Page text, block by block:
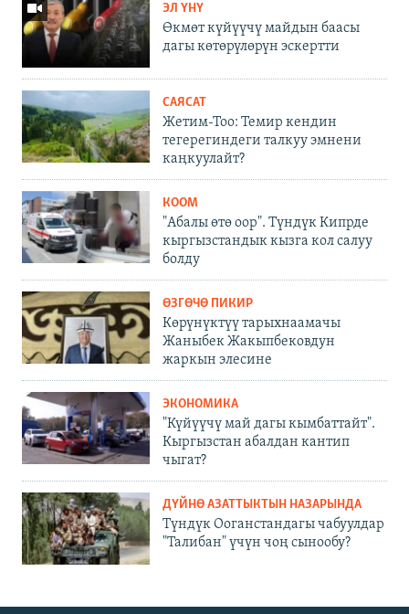
ЭЛ ҮНҮ
Өкмөт күйүүчү майдын баасы
дагы көтөрүлөрүн эскертти
САЯСАТ
Жетим-Тоо: Темир кендин
тегерегиндеги талкуу эмнени
каңкуулайт?
КООМ
"Абалы өтө оор". Түндүк Кипрде
кыргызстандык кызга кол салуу
болду
ӨЗГӨЧӨ ПИКИР
Көрүнүктүү тарыхнаамачы
Жаныбек Жакыпбековдун
жаркын элесине
ЭКОНОМИКА
"Күйүүчү май дагы кымбаттайт".
Кыргызстан абалдан кантип
чыгат?
ДҮЙНӨ АЗАТТЫКТЫН НАЗАРЫНДА
Түндүк Ооганстандагы чабуулдар
"Талибан" үчүн чоң сынообу?